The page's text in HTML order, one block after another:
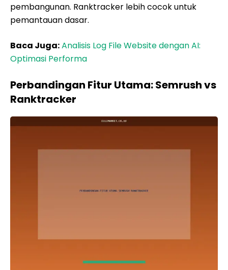
pembangunan. Ranktracker lebih cocok untuk
pemantauan dasar.
Baca Juga:Analisis Log File Website dengan AI:
Optimasi Performa
Perbandingan Fitur Utama: Semrush vs
Ranktracker